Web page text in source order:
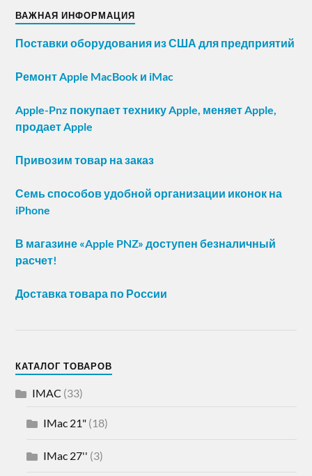
ВАЖНАЯ ИНФОРМАЦИЯ
Поставки оборудования из США для предприятий
Ремонт Apple MacBook и iMac
Apple-Pnz покупает технику Apple, меняет Apple,
продает Apple
Привозим товар на заказ
Семь способов удобной организации иконок на
iPhone
В магазине «Apple PNZ» доступен безналичный
расчет!
Доставка товара по России
КАТАЛОГ ТОВАРОВ
IMAC (33)
IMac 21" (18)
IMac 27'' (3)